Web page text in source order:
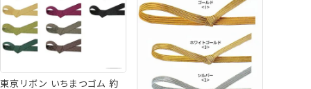
東京リボン いちまつゴム 約